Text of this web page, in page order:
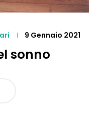
9 Gennaio 2021
sonno